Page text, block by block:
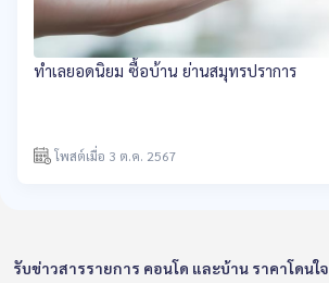
ทำเลยอดนิยม ซื้อบ้าน ย่านสมุทรปราการ
โพสต์เมื่อ 3 ต.ค. 2567
รับข่าวสารรายการ คอนโด และบ้าน ราคาโดนใจ